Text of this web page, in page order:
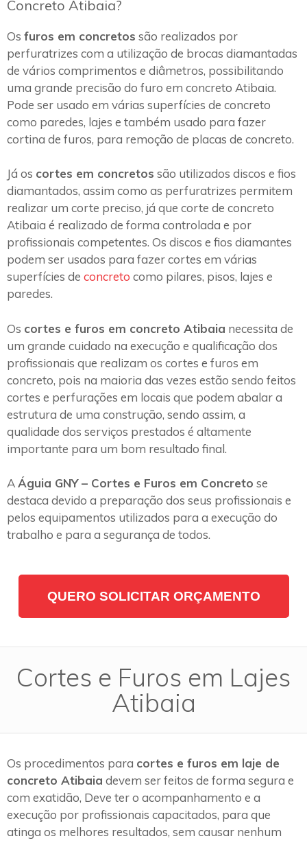
Concreto Atibaia?
Os furos em concretos são realizados por
perfuratrizes com a utilização de brocas diamantadas
de vários comprimentos e diâmetros, possibilitando
uma grande precisão do furo em concreto Atibaia.
Pode ser usado em várias superfícies de concreto
como paredes, lajes e também usado para fazer
cortina de furos, para remoção de placas de concreto.
Já os cortes em concretos são utilizados discos e fios
diamantados, assim como as perfuratrizes permitem
realizar um corte preciso, já que corte de concreto
Atibaia é realizado de forma controlada e por
profissionais competentes. Os discos e fios diamantes
podem ser usados para fazer cortes em várias
superfícies de concreto como pilares, pisos, lajes e
paredes.
Os cortes e furos em concreto Atibaia necessita de
um grande cuidado na execução e qualificação dos
profissionais que realizam os cortes e furos em
concreto, pois na maioria das vezes estão sendo feitos
cortes e perfurações em locais que podem abalar a
estrutura de uma construção, sendo assim, a
qualidade dos serviços prestados é altamente
importante para um bom resultado final.
AÁguia GNY – Cortes e Furos em Concreto se
destaca devido a preparação dos seus profissionais e
pelos equipamentos utilizados para a execução do
trabalho e para a segurança de todos.
QUERO SOLICITAR ORÇAMENTO
Cortes e Furos em Lajes
Atibaia
Os procedimentos para cortes e furos em laje de
concreto Atibaia devem ser feitos de forma segura e
com exatidão, Deve ter o acompanhamento e a
execução por profissionais capacitados, para que
atinga os melhores resultados, sem causar nenhum